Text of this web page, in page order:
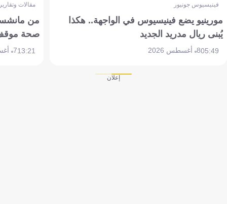
فينيسيوس جونيور
مورينيو يضع فينيسيوس في الواجهة.. هكذا
يُبنى ريال مدريد الجديد
05:498 أغسطس 2026
مقالات
من
صحة موقف
13:217 أغسطس 2026
إعلان